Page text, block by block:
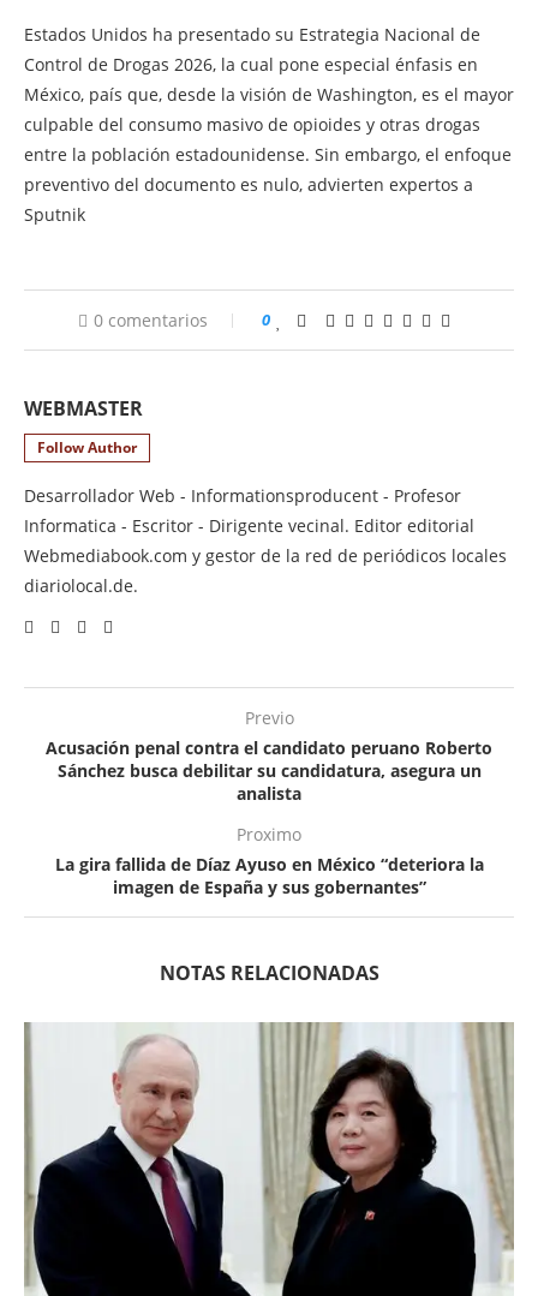
Estados Unidos ha presentado su Estrategia Nacional de
Control de Drogas 2026, la cual pone especial énfasis en
México, país que, desde la visión de Washington, es el mayor
culpable del consumo masivo de opioides y otras drogas
entre la población estadounidense. Sin embargo, el enfoque
preventivo del documento es nulo, advierten expertos a
Sputnik
0 comentarios 0
WEBMASTER
Follow Author
Desarrollador Web - Informationsproducent - Profesor
Informatica - Escritor - Dirigente vecinal. Editor editorial
Webmediabook.com y gestor de la red de periódicos locales
diariolocal.de.
Previo
Acusación penal contra el candidato peruano Roberto
Sánchez busca debilitar su candidatura, asegura un
analista
Proximo
La gira fallida de Díaz Ayuso en México “deteriora la
imagen de España y sus gobernantes”
NOTAS RELACIONADAS